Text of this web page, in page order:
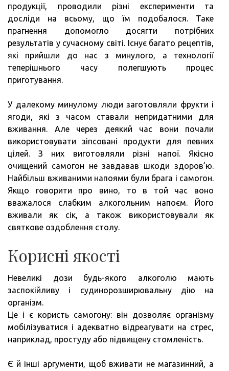
продукції, проводили різні експерименти та
досліди на всьому, що їм подобалося. Таке
прагнення допомогло досягти потрібних
результатів у сучасному світі. Існує багато рецептів,
які прийшли до нас з минулого, а технології
теперішнього часу полегшують процес
приготування.
У далекому минулому люди заготовляли фрукти і
ягоди, які з часом ставали непридатними для
вживання. Але через деякий час вони почали
використовувати зіпсовані продукти для певних
цілей. З них виготовляли різні напої. Якісно
очищений самогон не завдавав шкоди здоров’ю.
Найбільш вживаними напоями були брага і самогон.
Якщо говорити про вино, то в той час воно
вважалося слабким алкогольним напоєм. Його
вживали як сік, а також використовували як
святкове оздоблення столу.
Корисні якості
Невеликі дози будь-якого алкоголю мають
заспокійливу і судинорозширювальну дію на
організм.
Це і є користь самогону: він дозволяє організму
мобілізуватися і адекватно відреагувати на стрес,
наприклад, простуду або підвищену стомленість.
Є й інші аргументи, щоб вживати не магазинний, а